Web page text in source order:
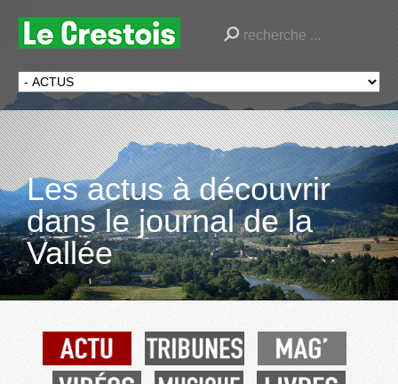
Les actus à découvrir
dans le journal de la
Vallée